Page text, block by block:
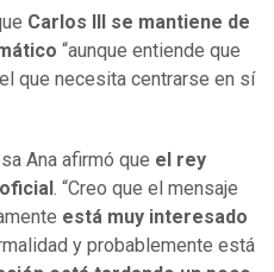
Carlos III se mantiene de
“aunque entiende que
que necesita centrarse en sí
Ana afirmó que el rey
. “Creo que el mensaje
está muy interesado
y probablemente está